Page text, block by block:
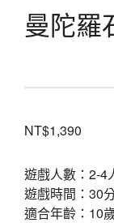
曼陀羅
NT$1,390
遊戲人數：2-4
遊戲時間：30
適合年齡：10